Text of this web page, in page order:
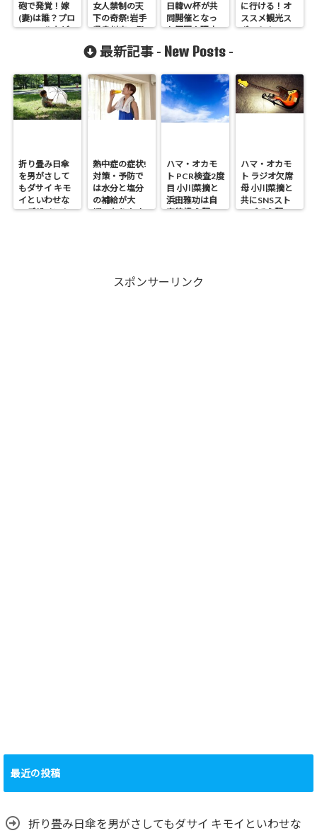
砲で発覚！嫁
(妻)は誰？プロ
フィールなど
女人禁制の天
下の奇祭!岩手
県奥州市の祭
日韓W杯が共
同開催となっ
た原因や理由
に行ける！オ
ススメ観光ス
ポット！
最新記事 - New Posts -
折り畳み日傘
を男がさして
もダサイ キモ
イといわせな
いデザイン！
熱中症の症状!
対策・予防で
は水分と塩分
の補給が大
切・なりやす
ハマ・オカモ
ト PCR検査2度
目 小川菜摘と
浜田雅功は自
宅待機 心配の
ハマ・オカモ
ト ラジオ欠席
母 小川菜摘と
共にSNSスト
ップで心配の
スポンサーリンク
最近の投稿
折り畳み日傘を男がさしてもダサイ キモイといわせな